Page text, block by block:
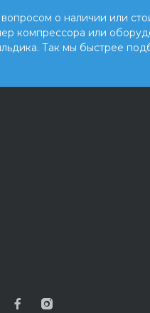
о наличии или
компрессора или
Так мы быстрее